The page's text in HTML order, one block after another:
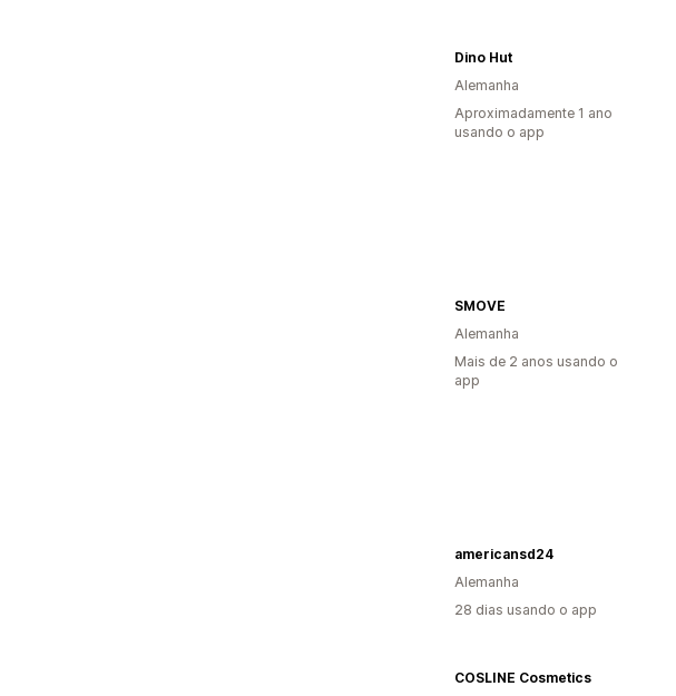
Dino Hut
Alemanha
Aproximadamente 1 ano
usando o app
SMOVE
Alemanha
Mais de 2 anos usando o
app
americansd24
Alemanha
28 dias usando o app
COSLINE Cosmetics